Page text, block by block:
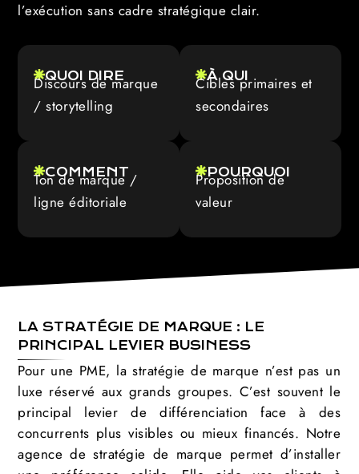
l’exécution sans cadre stratégique clair.
QUOI DIRE
Discours de marque
/ storytelling
À QUI
Cibles primaires et
secondaires
COMMENT
Ton de marque /
ligne éditoriale
POURQUOI
Proposition de
valeur
LA STRATÉGIE DE MARQUE : LE
PRINCIPAL LEVIER BUSINESS
Pour une PME, la stratégie de marque n’est pas un
luxe réservé aux grands groupes. C’est souvent le
principal levier de différenciation face à des
concurrents plus visibles ou mieux financés. Notre
agence de stratégie de marque permet d’installer